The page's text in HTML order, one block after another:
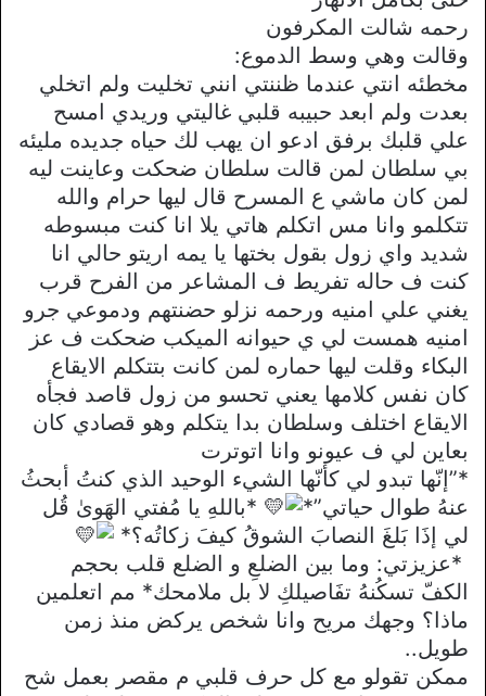
رحمه شالت المكرفون
وقالت وهي وسط الدموع:
مخطئه انتي عندما ظننتي انني تخليت ولم اتخلي
بعدت ولم ابعد حبيبه قلبي غاليتي وريدي امسح
علي قلبك برفق ادعو ان يهب لك حياه جديده مليئه
بي سلطان لمن قالت سلطان ضحكت وعاينت ليه
لمن كان ماشي ع المسرح قال ليها حرام والله
تتكلمو وانا مس اتكلم هاتي يلا انا كنت مبسوطه
شديد واي زول بقول بختها يا يمه اريتو حالي انا
كنت ف حاله تفريط ف المشاعر من الفرح قرب
يغني علي امنيه ورحمه نزلو حضنتهم ودموعي جرو
امنيه همست لي ي حيوانه الميكب ضحكت ف عز
البكاء وقلت ليها حماره لمن كانت بتتكلم الايقاع
كان نفس كلامها يعني تحسو من زول قاصد فجأه
الايقاع اختلف وسلطان بدا يتكلم وهو قصادي كان
بعاين لي ف عيونو وانا اتوترت
*”‏إنّها تبدو لي كأنّها الشيء الوحيد الذي كنتُ أبحثُ
عنهُ طوال حياتي”*
*‏باللهِ يا مُفتي الهَوىٰ قُل
لي إذَا بَلغَ النصابَ الشوقُ كيفَ زكاتُه؟*
*عزيزتي: ﻭﻣﺎ ﺑﻴﻦ ﺍﻟﻀﻠﻊِ ﻭ ﺍﻟﻀﻠﻊ قلب بحجم
ﺍﻟﻜﻒّ ﺗﺴﻜُﻨﻪُ ﺗﻔَﺎﺻﻴﻠﻚِ لا بل ملامحك* مم اتعلمين
ماذا؟ وجهك مريح وانا شخص يركض منذ زمن
طويل..
ممكن تقولو مع كل حرف قلبي م مقصر بعمل شح